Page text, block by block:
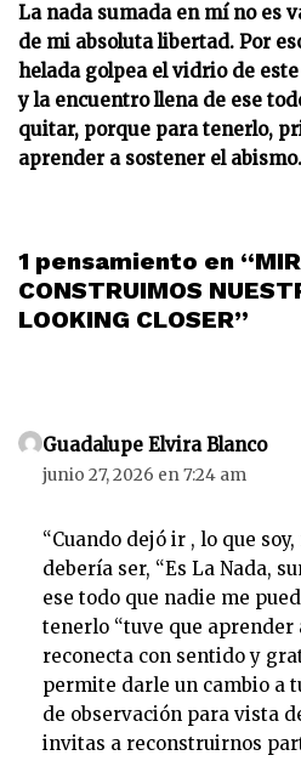
La nada sumada en mí no es
de mi absoluta libertad. Por
helada golpea el vidrio de
y la encuentro llena de ese
quitar, porque para tenerlo,
aprender a sostener el abismo.
1 pensamiento en
CONSTRUIMOS
LOOKING CLOSER”
Guadalupe Elvira Blanco
junio 27, 2026 en 7:24 am
“Cuando dejó ir , lo que
debería ser, “Es La Nada,
ese todo que nadie me
tenerlo “tuve que aprender
reconecta con sentido y
permite darle un cambio a
de observación para vista
invitas a reconstruirnos